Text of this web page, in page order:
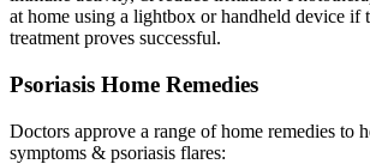
at home using a lightbox or handheld device if
treatment proves successful.
Psoriasis Home Remedies
Doctors approve a range of home remedies to
symptoms & psoriasis flares: